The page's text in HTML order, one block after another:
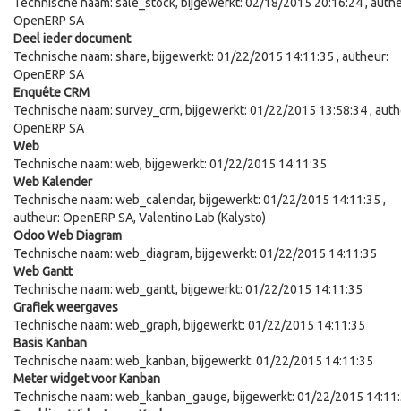
OpenERP SA
Deel ieder document
Technische naam: share, bijgewerkt: 01/22/2015 14:11:35 , autheur:
OpenERP SA
Enquête CRM
Technische naam: survey_crm, bijgewerkt: 01/22/2015 13:58:34,
OpenERP SA
Web
Technische naam: web, bijgewerkt: 01/22/2015 14:11:35
Web Kalender
Technische naam: web_calendar, bijgewerkt: 01/22/2015 14:11:35 ,
autheur: OpenERP SA, Valentino Lab (Kalysto)
Odoo Web Diagram
Technische naam: web_diagram, bijgewerkt: 01/22/2015 14:11:35
Web Gantt
Technische naam: web_gantt, bijgewerkt: 01/22/2015 14:11:35
Grafiek weergaves
Technische naam: web_graph, bijgewerkt: 01/22/2015 14:11:35
Basis Kanban
Technische naam: web_kanban, bijgewerkt: 01/22/2015 14:11:35
Meter widget voor Kanban
Technische naam: web_kanban_gauge, bijgewerkt: 01/22/2015